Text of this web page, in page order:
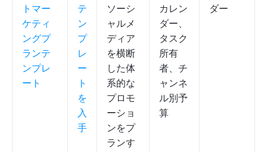
トマー
ケティ
ングプ
ランテ
ンプレ
ート
テ
ン
プ
レ
ー
ト
を
入
手
ソーシ
ャルメ
ディア
を横断
した体
系的な
プロモ
ーショ
ンをプ
ランす
カレン
ダー、
タスク
所有
者、チ
ャンネ
ル別予
算
ダー